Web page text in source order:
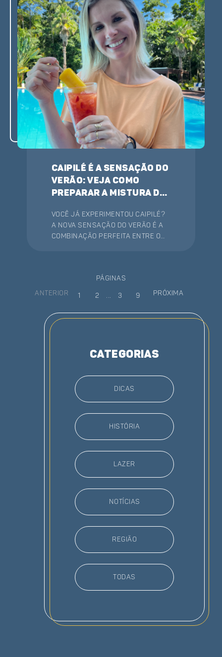
Caipilé é a sensação do
verão: veja como
preparar a mistura de
Você já experimentou caipilé?
A nova sensação do verão é a
combinação perfeita entre o
refrescante para fazer em
casa! Confira!
páginas
Anterior
1 2 ... 3 9 Próxima
categorias
Dicas
História
Lazer
Notícias
Região
todas